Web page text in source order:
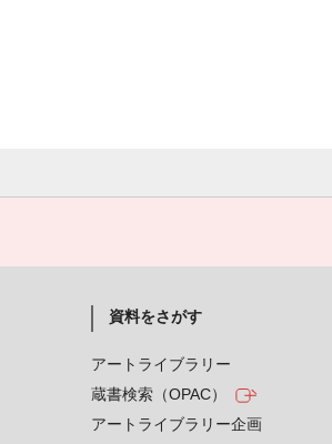
資料をさがす
アートライブラリー
蔵書検索（OPAC）
アートライブラリー企画